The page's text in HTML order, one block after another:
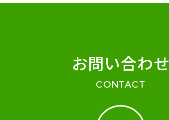
お問い合わせ
CONTACT